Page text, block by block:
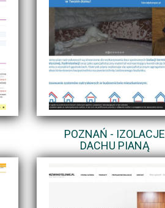
POZNAŃ - IZOLACJE
DACHU PIANĄ